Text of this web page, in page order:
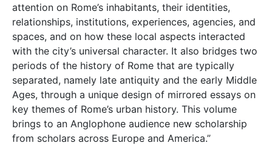
attention on Rome’s inhabitants, their identities,
relationships, institutions, experiences, agencies, and
spaces, and on how these local aspects interacted
with the city’s universal character. It also bridges two
periods of the history of Rome that are typically
separated, namely late antiquity and the early Middle
Ages, through a unique design of mirrored essays on
key themes of Rome’s urban history. This volume
brings to an Anglophone audience new scholarship
from scholars across Europe and America.”